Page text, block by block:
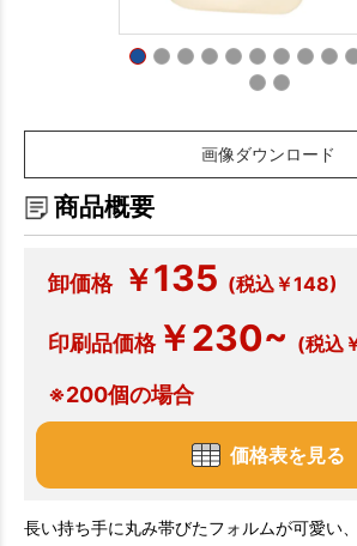
画像ダウンロード
商品概要
卸価格 ￥135 (税込￥148)
印刷品価格￥230~ (税込
※200個の場合
価格表を見る
長い持ち手に丸み帯びたフォルムが可愛い